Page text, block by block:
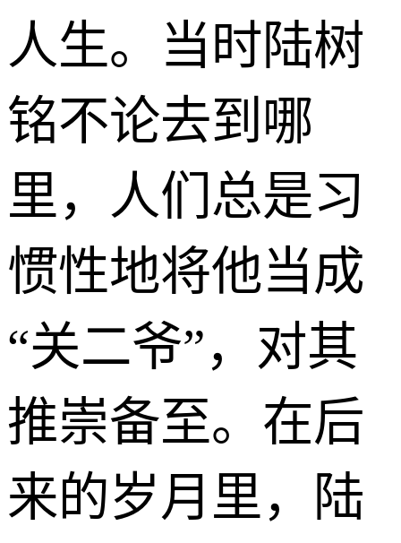
人生。当时陆树
铭不论去到哪
里，人们总是习
惯性地将他当成
“关二爷”，对其
推崇备至。在后
来的岁月里，陆